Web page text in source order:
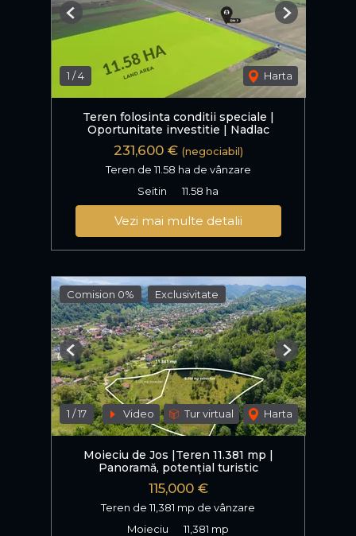
1 /4 Harta
Previous Next
Teren folosinta conditii speciale |
Oportunitate investitie | Nadlac
231,600 € (negociabil)
Teren de 11.58 ha de vânzare
Seitin
11.58 ha
Vezi mai multe detalii
Comision 0% Exclusivitate
1 /17 Video Tur virtual Harta
Previous Next
Moieciu de Jos |Teren 11.381 mp |
Panoramă, potențial turistic
115,000 €
Teren de 11,381 mp de vânzare
Moieciu
11,381 mp